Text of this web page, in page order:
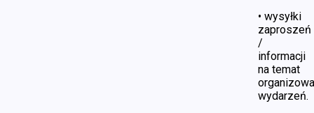
• wysyłki
zaproszeń
/
informacji
na temat
wydarzeń.